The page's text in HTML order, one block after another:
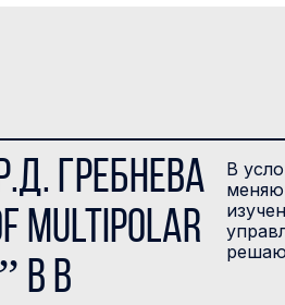
Гребнева
Multipolar
в В
В